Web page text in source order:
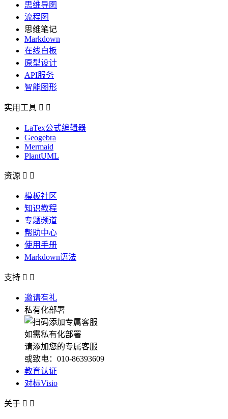
思维导图
流程图
思维笔记
Markdown
在线白板
原型设计
API服务
智能图形
实用工具  
LaTex公式编辑器
Geogebra
Mermaid
PlantUML
资源  
模板社区
知识教程
专题频道
帮助中心
使用手册
Markdown语法
支持  
邀请有礼
私有化部署
如需私有化部署
请添加您的专属客服
或致电：010-86393609
教育认证
对标Visio
关于  